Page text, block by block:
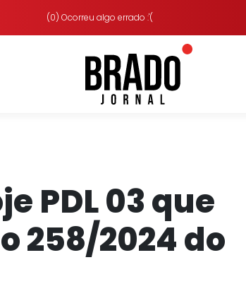
(0) Ocorreu algo errado :'(
PDL 03 que
258/2024 do